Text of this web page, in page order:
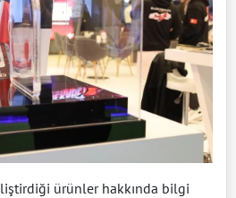
ürünler hakkında bilgi